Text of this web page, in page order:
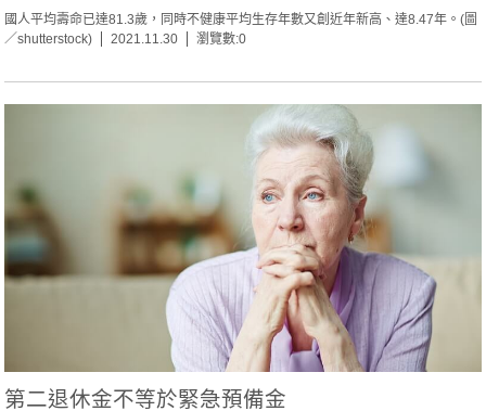
國人平均壽命已達81.3歲，同時不健康平均生存年數又創近年新高、達8.47年。(圖
／shutterstock)
2021.11.30 瀏覽數:0
第二退休金不等於緊急預備金